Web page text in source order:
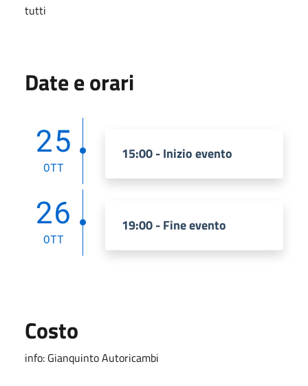
tutti
Date e orari
25
OTT
15:00 - Inizio evento
26
OTT
19:00 - Fine evento
Costo
info: Gianquinto Autoricambi